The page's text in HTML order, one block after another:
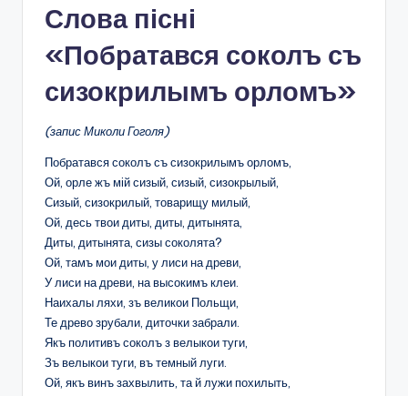
Слова пісні
«Побратався соколъ съ
сизокрилымъ орломъ»
(запис Миколи Гоголя)
Побратався соколъ съ сизокрилымъ орломъ,
Ой, орле жъ мій сизый, сизый, сизокрылый,
Сизый, сизокрилый, товарищу милый,
Ой, десь твои диты, диты, дитынята,
Диты, дитынята, сизы соколята?
Ой, тамъ мои диты, у лиси на древи,
У лиси на древи, на высокимъ клеи.
Наихалы ляхи, зъ великои Польщи,
Те древо зрубали, диточки забрали.
Якъ политивъ соколъ з велыкои туги,
Зъ велыкои туги, въ темный луги.
Ой, якъ винъ захвылить, та й лужи похилыть,